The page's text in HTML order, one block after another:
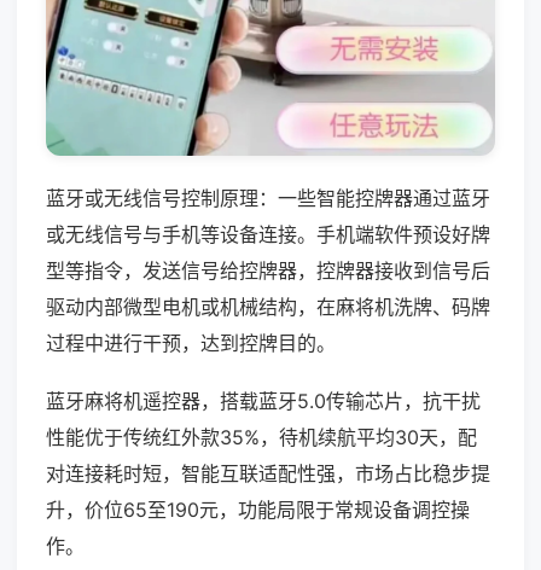
蓝牙或无线信号控制原理：一些智能控牌器通过蓝牙
或无线信号与手机等设备连接。手机端软件预设好牌
型等指令，发送信号给控牌器，控牌器接收到信号后
驱动内部微型电机或机械结构，在麻将机洗牌、码牌
过程中进行干预，达到控牌目的。
蓝牙麻将机遥控器，搭载蓝牙5.0传输芯片，抗干扰
性能优于传统红外款35%，待机续航平均30天，配
对连接耗时短，智能互联适配性强，市场占比稳步提
升，价位65至190元，功能局限于常规设备调控操
作。